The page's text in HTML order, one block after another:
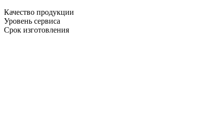
Качество продукции
Уровень сервиса
Срок изготовления